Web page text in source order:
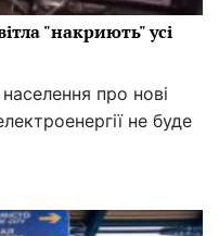
"накриють" усі
про нові
не буде